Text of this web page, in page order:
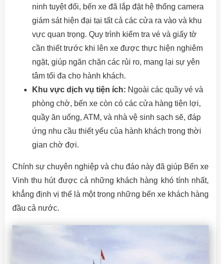
ninh tuyệt đối, bến xe đã lắp đặt hệ thống camera
giám sát hiện đại tại tất cả các cửa ra vào và khu
vực quan trọng. Quy trình kiểm tra vé và giấy tờ
cần thiết trước khi lên xe được thực hiện nghiêm
ngặt, giúp ngăn chặn các rủi ro, mang lại sự yên
tâm tối đa cho hành khách.
Khu vực dịch vụ tiện ích: Ngoài các quầy vé và
phòng chờ, bến xe còn có các cửa hàng tiện lợi,
quầy ăn uống, ATM, và nhà vệ sinh sạch sẽ, đáp
ứng nhu cầu thiết yếu của hành khách trong thời
gian chờ đợi.
Chính sự chuyên nghiệp và chu đáo này đã giúp Bến xe
Vinh thu hút được cả những khách hàng khó tính nhất,
khẳng định vị thế là một trong những bến xe khách hàng
đầu cả nước.